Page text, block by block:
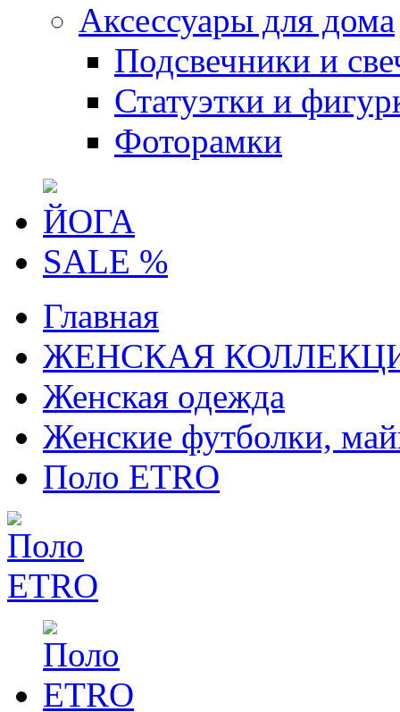
Аксессуары для дома
Подсвечники и
Статуэтки и
Фоторамки
ЙОГА
SALE %
Главная
ЖЕНСКАЯ
Женская одежда
Женские футболки,
Поло ETRO